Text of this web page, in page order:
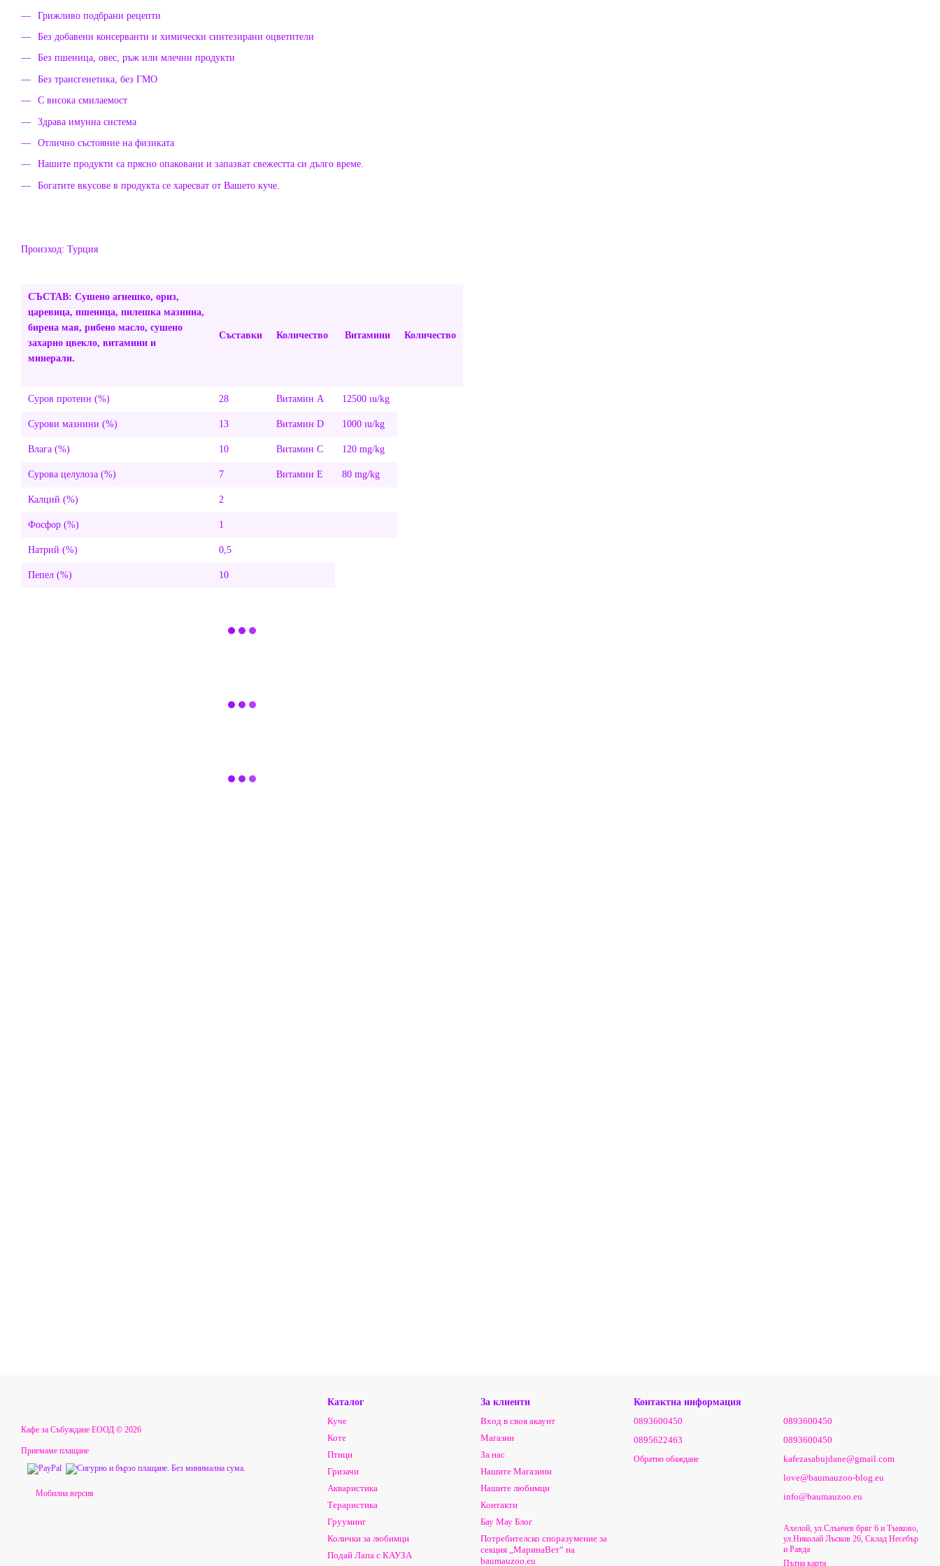
Грижливо подбрани рецепти
Без добавени консерванти и химически синтезирани оцветители
Без пшеница, овес, ръж или млечни продукти
Без трансгенетика, без ГМО
С висока смилаемост
Здрава имунна система
Отлично състояние на физиката
Нашите продукти са прясно опаковани и запазват свежестта си дълго време.
Богатите вкусове в продукта се харесват от Вашето куче.
Произход: Турция
СЪСТАВ: Сушено агнешко, ориз,
царевица, пшеница, пилешка мазнина,
бирена мая, рибено масло, сушено
захарно цвекло, витамини и
минерали.
Съставки Количество Витамини Количество
Суров протеин (%) 28 Витамин A 12500 ıu/kg
Сурови мазнини (%) 13 Витамин D 1000 ıu/kg
Влага (%) 10 Витамин C 120 mg/kg
Сурова целулоза (%) 7 Витамин E 80 mg/kg
Калций (%) 2
Фосфор (%) 1
Натрий (%) 0,5
Пепел (%) 10
Кафе за Събуждане ЕООД © 2026
Приемаме плащане
Мобилна версия
Каталог
Куче
Коте
Птици
Гризачи
Акваристика
Тераристика
Грууминг
Колички за любимци
Подай Лапа с КАУЗА
За клиенти
Вход в своя акаунт
Магазин
За нас
Нашите Магазини
Нашите любимци
Контакти
Бау Мау Блог
Потребителско споразумение за
секция „МаринаВет“ на
baumauzoo.eu
Контактна информация
0893600450
0895622463
Обратно обаждане
0893600450
0893600450
kafezasabujdane@gmail.com
love@baumauzoo-blog.eu
info@baumauzoo.eu
Ахелой, ул.Слънчев бряг 6 и Тънково,
ул.Николай Лъсков 26, Склад Несебър
и Равда
Пътна карта